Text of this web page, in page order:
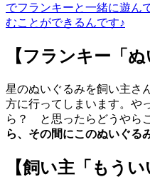
でフランキーと一緒に遊ん
むことができるんです♪
【フランキー「
星のぬいぐるみを飼い主さ
方に行ってしまいます。や
ら？ と思ったらどうやらこ
ら、その間にこのぬいぐる
【飼い主「もうい